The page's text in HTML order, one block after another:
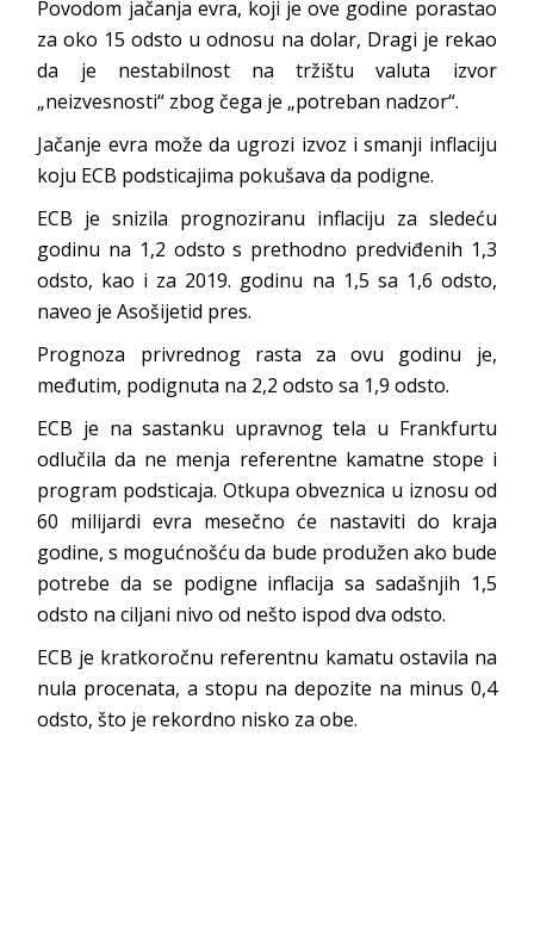
Povodom jačanja evra, koji je ove godine porastao
za oko 15 odsto u odnosu na dolar, Dragi je rekao
da je nestabilnost na tržištu valuta izvor
„neizvesnosti“ zbog čega je „potreban nadzor“.
Jačanje evra može da ugrozi izvoz i smanji inflaciju
koju ECB podsticajima pokušava da podigne.
ECB je snizila prognoziranu inflaciju za sledeću
godinu na 1,2 odsto s prethodno predviđenih 1,3
odsto, kao i za 2019. godinu na 1,5 sa 1,6 odsto,
naveo je Asošijetid pres.
Prognoza privrednog rasta za ovu godinu je,
međutim, podignuta na 2,2 odsto sa 1,9 odsto.
ECB je na sastanku upravnog tela u Frankfurtu
odlučila da ne menja referentne kamatne stope i
program podsticaja. Otkupa obveznica u iznosu od
60 milijardi evra mesečno će nastaviti do kraja
godine, s mogućnošću da bude produžen ako bude
potrebe da se podigne inflacija sa sadašnjih 1,5
odsto na ciljani nivo od nešto ispod dva odsto.
ECB je kratkoročnu referentnu kamatu ostavila na
nula procenata, a stopu na depozite na minus 0,4
odsto, što je rekordno nisko za obe.